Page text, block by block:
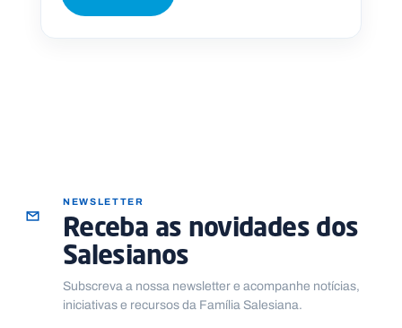
NEWSLETTER
Receba as novidades dos
Salesianos
Subscreva a nossa newsletter e acompanhe notícias,
iniciativas e recursos da Família Salesiana.
a
l
t
A
g
e
n
d
C
o
n
t
a